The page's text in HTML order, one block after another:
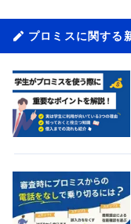
プロミスに関する